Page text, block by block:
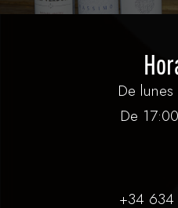
De
De
+34